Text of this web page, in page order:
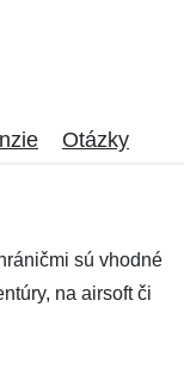
Otázky
sú vhodné
na airsoft či